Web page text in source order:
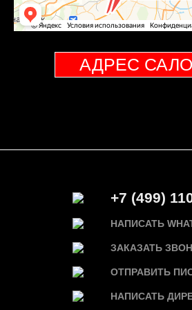
АДРЕС
+7 (499)
НАПИСАТЬ
ЗАКАЗАТЬ
ОТПРАВИТЬ
НАПИСАТЬ